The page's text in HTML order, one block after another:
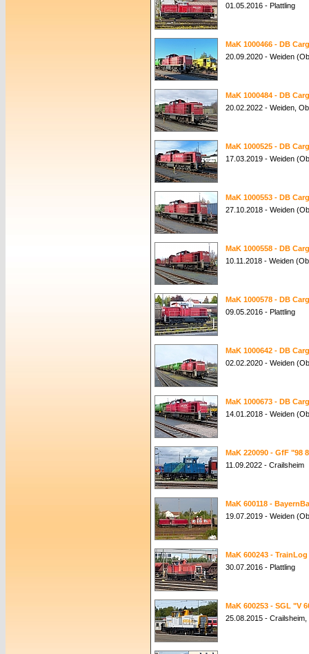
01.05.2016 - Plattling
MaK 1000466 - DB
20.09.2020 - Weiden
MaK 1000484 - DB
20.02.2022 - Weiden,
MaK 1000525 - DB
17.03.2019 - Weiden
MaK 1000553 - DB
27.10.2018 - Weiden
MaK 1000558 - DB
10.11.2018 - Weiden
MaK 1000578 - DB
09.05.2016 - Plattling
MaK 1000642 - DB
02.02.2020 - Weiden
MaK 1000673 - DB
14.01.2018 - Weiden
MaK 220090 - GfF "98
11.09.2022 - Crailsheim
MaK 600118 -
19.07.2019 - Weiden
MaK 600243 -
30.07.2016 - Plattling
MaK 600253 - SGL "V
25.08.2015 - Crailsheim,